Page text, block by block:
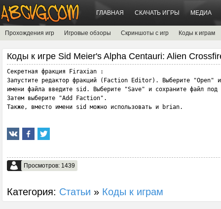
ГЛАВНАЯ СКАЧАТЬ ИГРЫ МЕДИА
Прохождения игр Игровые обзоры Скриншоты с игр Коды к играм
Коды к игре Sid Meier's Alpha Centauri: Alien
Секретная фракция Firaxian :
Запустите редактор фракций (Faction Editor). Выберите "Open"
имени файла введите sid. Выберите "Save" и сохраните файл
Затем выберите "Add Faction".
Также, вместо имени sid можно использовать и brian.
Просмотров: 1439
Категория: Статьи » Коды к играм